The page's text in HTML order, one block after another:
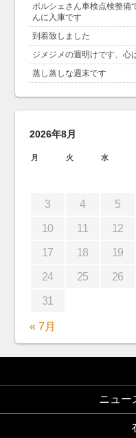
ポルシェさん車検点検整備
んに入庫です
到着致しました
ジメジメの週明けです、心
蒸し蒸しな週末です
2026年8月
月 火 水
3 4 5
10 11 12
17 18 19
24 25 26
31
« 7月
ニュー